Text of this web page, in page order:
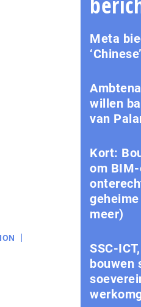
Meta
willen
van
Kort:
om
meer)
SSC-
bouwen